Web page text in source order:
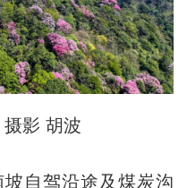
影 胡波
自驾沿途及煤炭沟